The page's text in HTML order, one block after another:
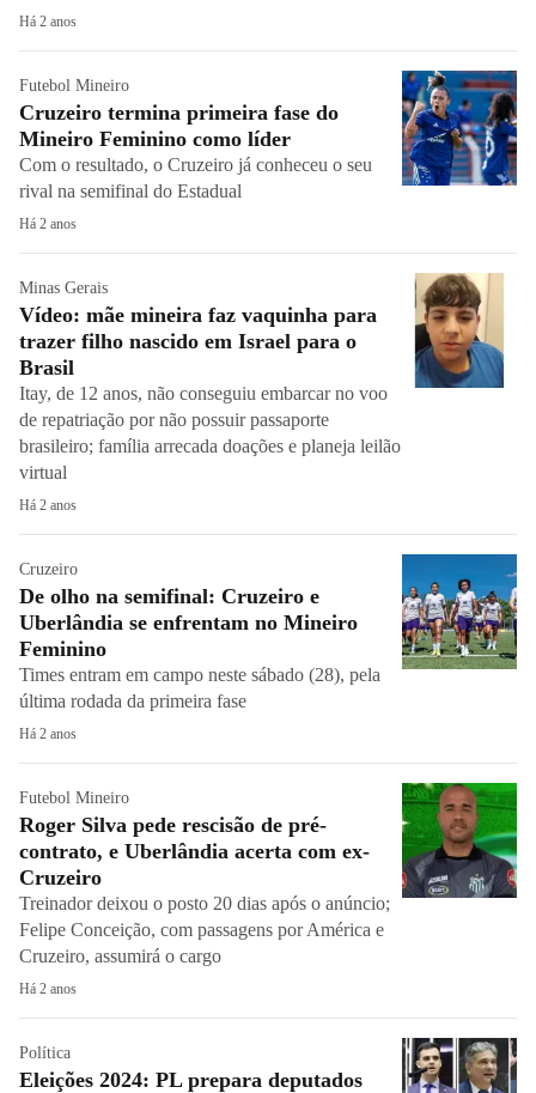
Há 2 anos
Futebol Mineiro
Cruzeiro termina primeira fase do
Mineiro Feminino como líder
Com o resultado, o Cruzeiro já conheceu o seu
rival na semifinal do Estadual
Há 2 anos
Minas Gerais
Vídeo: mãe mineira faz vaquinha para
trazer filho nascido em Israel para o
Brasil
Itay, de 12 anos, não conseguiu embarcar no voo
de repatriação por não possuir passaporte
brasileiro; família arrecada doações e planeja leilão
virtual
Há 2 anos
Cruzeiro
De olho na semifinal: Cruzeiro e
Uberlândia se enfrentam no Mineiro
Feminino
Times entram em campo neste sábado (28), pela
última rodada da primeira fase
Há 2 anos
Futebol Mineiro
Roger Silva pede rescisão de pré-
contrato, e Uberlândia acerta com ex-
Cruzeiro
Treinador deixou o posto 20 dias após o anúncio;
Felipe Conceição, com passagens por América e
Cruzeiro, assumirá o cargo
Há 2 anos
Política
Eleições 2024: PL prepara deputados